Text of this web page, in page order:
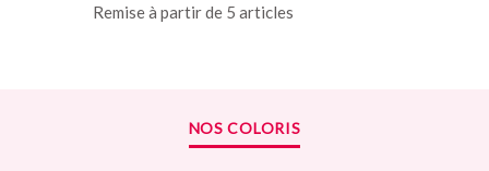
Remise à partir de 5 articles
NOS COLORIS